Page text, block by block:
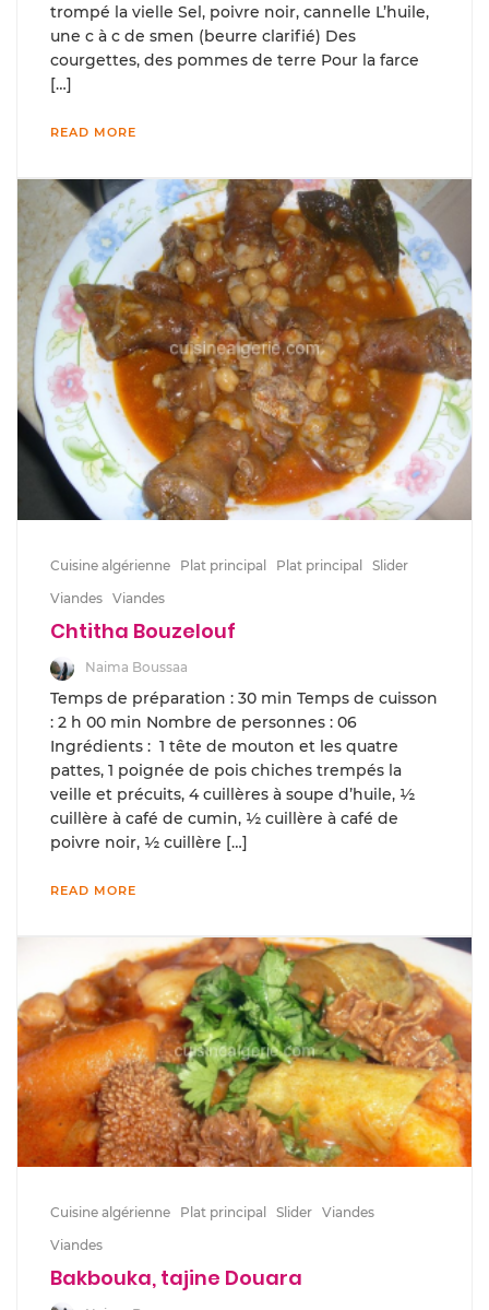
trompé la vielle Sel, poivre noir, cannelle L’huile,
une c à c de smen (beurre clarifié) Des
courgettes, des pommes de terre Pour la farce
[…]
READ MORE
Cuisine algérienne Plat principal Plat principal
Slider
Viandes Viandes
Chtitha Bouzelouf
Naima Boussaa
Temps de préparation : 30 min Temps de cuisson
: 2 h 00 min Nombre de personnes : 06
Ingrédients : 1 tête de mouton et les quatre
pattes, 1 poignée de pois chiches trempés la
veille et précuits, 4 cuillères à soupe d’huile, ½
cuillère à café de cumin, ½ cuillère à café de
poivre noir, ½ cuillère […]
READ MORE
Cuisine algérienne Plat principal Slider Viandes
Viandes
Bakbouka, tajine Douara